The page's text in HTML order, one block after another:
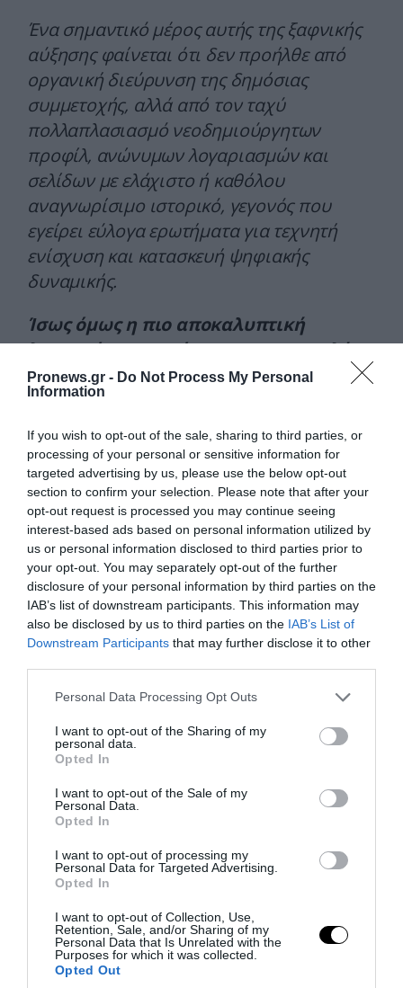
Pronews.gr - Do Not Process My Personal
Information
If you wish to opt-out of the sale, sharing to third parties, or
processing of your personal or sensitive information for
targeted advertising by us, please use the below opt-out
section to confirm your selection. Please note that after your
opt-out request is processed you may continue seeing
interest-based ads based on personal information utilized by
us or personal information disclosed to third parties prior to
your opt-out. You may separately opt-out of the further
disclosure of your personal information by third parties on the
IAB’s list of downstream participants. This information may
also be disclosed by us to third parties on the IAB’s List of
Downstream Participants that may further disclose it to other
Please note that this website/app uses one or more Google
not limited to your visit or usage behaviour. You may click to
grant or deny consent to Google and its third-party tags to
use your data for below specified purposes in below Google
consent section.
Personal Data Processing Opt Outs
I want to opt-out of the Sharing of my
personal data.
Opted In
I want to opt-out of the Sale of my
Personal Data.
Opted In
I want to opt-out of processing my
Personal Data for Targeted Advertising.
Opted In
I want to opt-out of Collection, Use,
Retention, Sale, and/or Sharing of my
Personal Data that Is Unrelated with the
Purposes for which it was collected.
Opted Out
Ένα σημαντικό μέρος αυτής της ξαφνικής
αύξησης φαίνεται ότι δεν προήλθε από
οργανική διεύρυνση της δημόσιας
συμμετοχής, αλλά από τον ταχύ
πολλαπλασιασμό νεοδημιούργητων
προφίλ, ανώνυμων λογαριασμών και
σελίδων με ελάχιστο ή καθόλου
αναγνωρίσιμο ιστορικό, γεγονός που
εγείρει εύλογα ερωτήματα για τεχνητή
ενίσχυση και κατασκευή ψηφιακής
δυναμικής.
Ίσως όμως η πιο αποκαλυπτική
λεπτομέρεια να είναι και η πιο απλή.
Ένας εντυπωσιακά μεγάλος αριθμός
διαφορά ανάμεσα σε ένα νησί και σε
μια ιδιωτική έκταση στην ηπειρωτική
χώρα.
Η διαμαρτυρία αφορά τη δεύτερη
περίπτωση. Όχι την πρώτη.
Στην πραγματικότητα, σήμερα δεν
υπάρχει κάποια σημαντική δημόσια
αντιπαράθεση στην Αλβανία σχετικά με το
Κι όμως, αμέτρητα άρθρα, αναρτήσεις και
σχόλια συγχωνεύουν τα δύο ζητήματα σε
ένα ενιαίο αφήγημα, δημιουργώντας
σύγχυση εκεί όπου θα έπρεπε να υπάρχει
ακρίβεια και συναίσθημα εκεί όπου θα
έπρεπε να κυριαρχούν τα γεγονότα.
Η διαφωνία είναι θεμιτή. Η κριτική
είναι θεμιτή. Τα ερωτήματα είναι
θεμιτά.